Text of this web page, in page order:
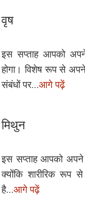
वृष
इस सप्ताह आपको अपने
होगा। विशेष रूप से
संबंधों पर...आगे पढ़ें
मिथुन
इस सप्ताह आपको अपने
क्योंकि शारीरिक रूप
है...आगे पढ़ें